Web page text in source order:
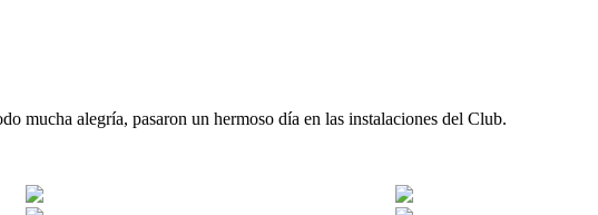
mucha alegría, pasaron un hermoso día en las instalaciones del Club.